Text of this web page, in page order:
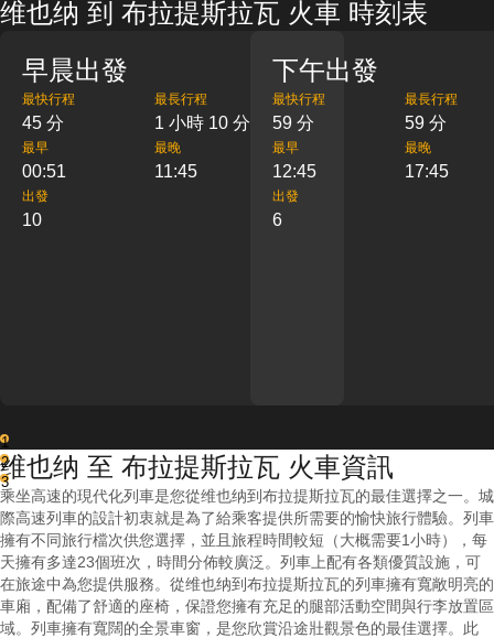
维也纳 到 布拉提斯拉瓦 火車 時刻表
早晨出發
最快行程
45 分
最長行程
1 小時 10 分
最早
00:51
最晚
11:45
出發
10
下午出發
最快行程
59 分
最長行程
59 分
最早
12:45
最晚
17:45
出發
6
1
2
3
维也纳 至 布拉提斯拉瓦 火車資訊
乘坐高速的現代化列車是您從维也纳到布拉提斯拉瓦的最佳選擇之一。城
際高速列車的設計初衷就是為了給乘客提供所需要的愉快旅行體驗。列車
擁有不同旅行檔次供您選擇，並且旅程時間較短（大概需要1小時），每
天擁有多達23個班次，時間分佈較廣泛。列車上配有各類優質設施，可
在旅途中為您提供服務。從维也纳到布拉提斯拉瓦的列車擁有寬敞明亮的
車廂，配備了舒適的座椅，保證您擁有充足的腿部活動空間與行李放置區
域。列車擁有寬闊的全景車窗，是您欣賞沿途壯觀景色的最佳選擇。此